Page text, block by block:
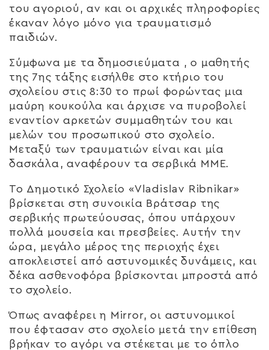
του αγοριού, αν και οι αρχικές πληροφορίες
έκαναν λόγο μόνο για τραυματισμό
παιδιών.
Σύμφωνα με τα δημοσιεύματα , ο μαθητής
της 7ης τάξης εισήλθε στο κτήριο του
σχολείου στις 8:30 το πρωί φορώντας μια
μαύρη κουκούλα και άρχισε να πυροβολεί
εναντίον αρκετών συμμαθητών του και
μελών του προσωπικού στο σχολείο.
Μεταξύ των τραυματιών είναι και μία
δασκάλα, αναφέρουν τα σερβικά ΜΜΕ.
Το Δημοτικό Σχολείο «Vladislav Ribnikar»
βρίσκεται στη συνοικία Βράτσαρ της
σερβικής πρωτεύουσας, όπου υπάρχουν
πολλά μουσεία και πρεσβείες. Αυτήν την
ώρα, μεγάλο μέρος της περιοχής έχει
αποκλειστεί από αστυνομικές δυνάμεις, και
δέκα ασθενοφόρα βρίσκονται μπροστά από
το σχολείο.
Όπως αναφέρει η Mirror, οι αστυνομικοί
που έφτασαν στο σχολείο μετά την επίθεση
βρήκαν το αγόρι να στέκεται με το όπλο